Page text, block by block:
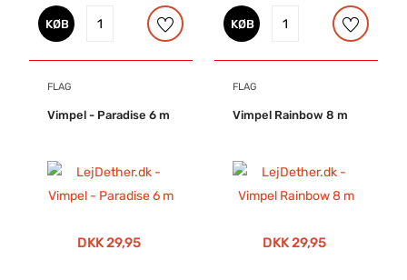
KØB KØB
FLAG
Vimpel - Paradise 6 m
DKK 29,95
FLAG
Vimpel Rainbow 8 m
DKK 29,95